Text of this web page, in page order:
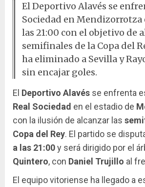
El Deportivo Alavés se
Sociedad en Mendizorrotza
las 21:00 con el objetivo de
semifinales de la Copa del
ha eliminado a Sevilla y
sin encajar goles.
El Deportivo Alavés se enfrenta
Real Sociedad en el estadio de
con la ilusión de alcanzar las
Copa del Rey. El partido se
a las 21:00y será dirigido por el
Quintero, con Daniel Trujillo al
El equipo vitoriense ha llegado a